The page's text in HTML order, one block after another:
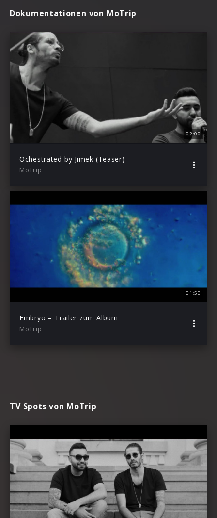
Dokumentationen von MoTrip
02:00
Ochestrated by Jimek (Teaser)
MoTrip
01:50
Embryo – Trailer zum Album
MoTrip
TV Spots von MoTrip